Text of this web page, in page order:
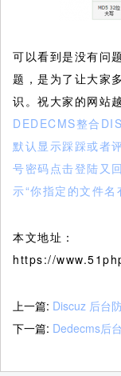
可以看到是没有问
题，是为了让大家
识。祝大家的网站
DEDECMS整合
默认显示踩踩或者
号密码点击登陆又
示“你指定的文件
本文地址：
https://
上一篇: Discuz 后台
下一篇: Dedecms后